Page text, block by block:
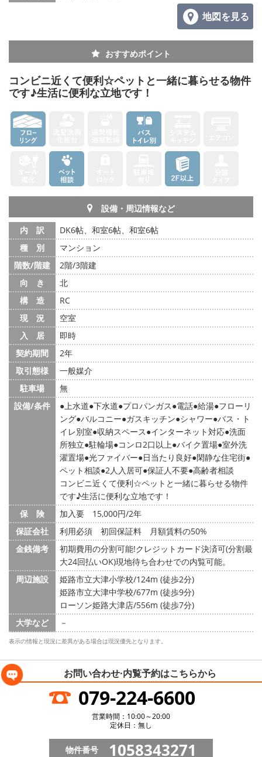
地図を見る
おすすめポイント
コンビニ近くて便利☆ペットと一緒に暮らせる物件
です♪生活に便利な立地です！
設備・周辺情報など
内 訳
DK6帖、和室6帖、和室6帖
種 別
マンション
階数/階建
2階/3階建
向 き
北
構 造
RC
現 況
空室
入 居
即時
契約期間
2年
取引態様
一般媒介
駐車場
無
設備/条件
上水道 下水道 プロパンガス 電話 給湯 フローリ
ング バルコニー ガスキッチン シャワー バス・ト
イレ別室 収納スペース インターネット対応 洗面
所独立 駐輪場 コンロ2口以上 バイク置場 室外洗
濯置場 光ファイバー 日当たり良好 閑静な住宅街
ペット相談 2人入居可 保証人不要 高齢者相談
コンビニ近くて便利☆ペットと一緒に暮らせる物件
です♪生活に便利な立地です！
保 険
加入要 15,000円/2年
保証会社
利用必須 初回保証料 月額賃料の50%
金銭備考
初期費用の分割可能!クレジットカード決済可(分割最
大24回払いOK)現地待ち合わせでの内覧可能。
周辺施設
姫路市立大津小学校/124m (徒歩2分)
姫路市立大津中学校/677m (徒歩9分)
ローソン姫路大津店/556m (徒歩7分)
大学など
－
表示の情報と現況に差異がある場合は現況優先となります。
お問い合わせ·内覧予約はこちらから
079-224-6600
営業時間：10:00～20:00
定休日：無し
物件番号 1058343271